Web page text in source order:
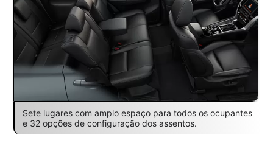
Sete lugares com amplo espaço para todos os ocupantes
e 32 opções de configuração dos assentos.